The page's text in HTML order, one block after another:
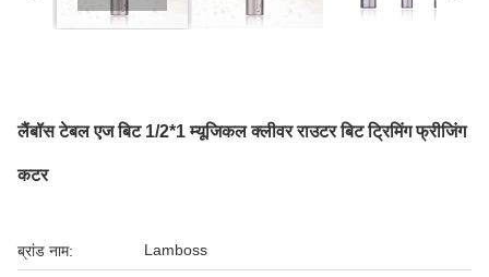
लैंबॉस टेबल एज बिट 1/2*1 म्यूजिकल क्लीवर राउटर बिट ट्रिमिंग फ्रीजिंग
कटर
ब्रांड नाम: Lamboss